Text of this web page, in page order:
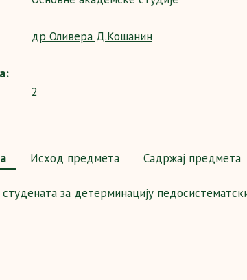
др Оливера Д.Кошанин
2
Исход предмета Садржај предмета
за детерминацију